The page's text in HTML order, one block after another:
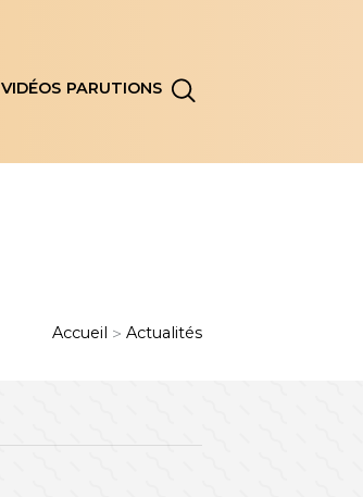
VIDÉOS PARUTIONS
Accueil > Actualités